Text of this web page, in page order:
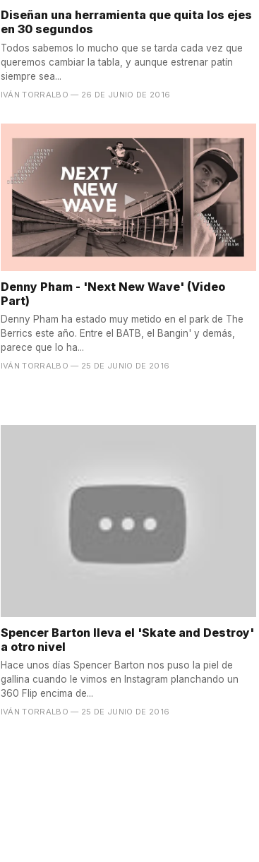
Diseñan una herramienta que quita los ejes
en 30 segundos
Todos sabemos lo mucho que se tarda cada vez que
queremos cambiar la tabla, y aunque estrenar patín
siempre sea...
IVÁN TORRALBO — 26 DE JUNIO DE 2016
Denny Pham - 'Next New Wave' (Video
Part)
Denny Pham ha estado muy metido en el park de The
Berrics este año. Entre el BATB, el Bangin' y demás,
parece que lo ha...
IVÁN TORRALBO — 25 DE JUNIO DE 2016
Spencer Barton lleva el 'Skate and Destroy'
a otro nivel
Hace unos días Spencer Barton nos puso la piel de
gallina cuando le vimos en Instagram planchando un
360 Flip encima de...
IVÁN TORRALBO — 25 DE JUNIO DE 2016